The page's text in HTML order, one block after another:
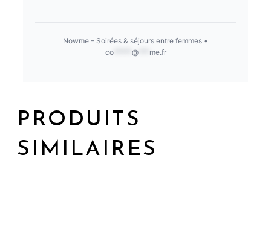
Nowme – Soirées & séjours entre femmes •
co***** @*** me.fr
PRODUITS
SIMILAIRES